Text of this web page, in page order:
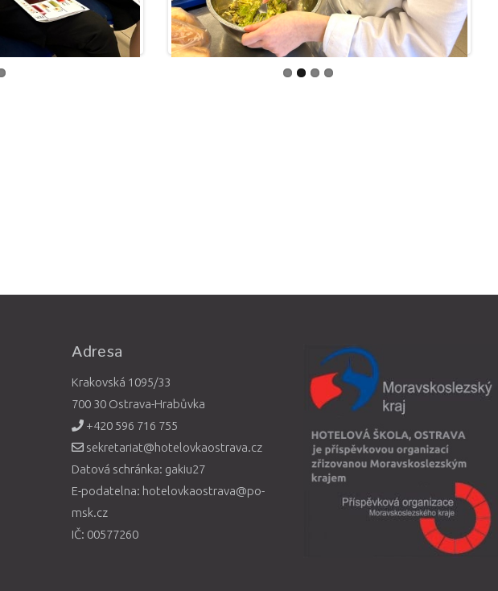
Adresa
Krakovská 1095/33
700 30 Ostrava-Hrabůvka
+420 596 716 755
sekretariat@hotelovkaostrava.cz
Datová schránka: gakiu27
E-podatelna: hotelovkaostrava@po-
msk.cz
IČ: 00577260